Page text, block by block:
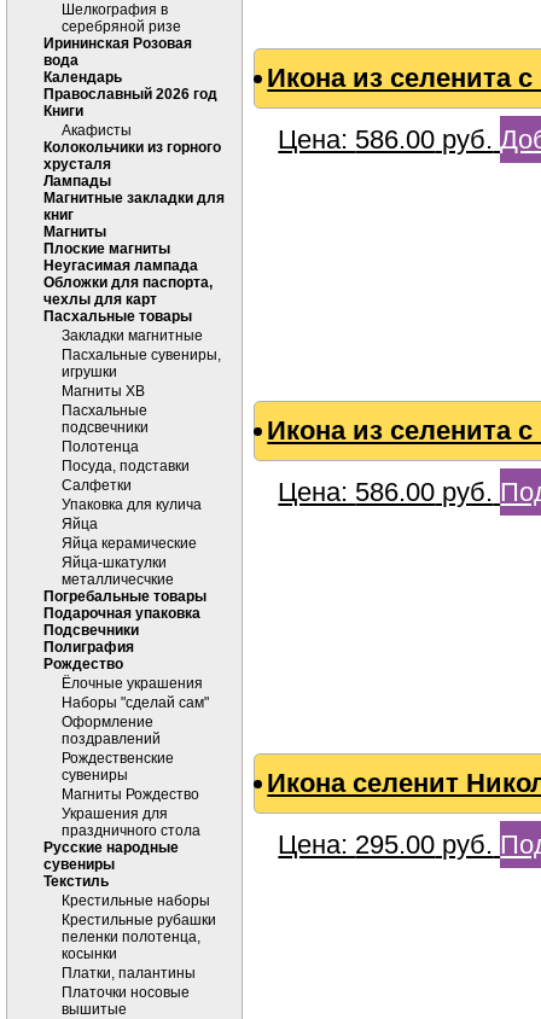
Шелкография в
серебряной ризе
Ирининская Розовая
вода
Календарь
Православный 2026 год
Книги
Акафисты
Колокольчики из горного
хрусталя
Лампады
Магнитные закладки для
книг
Магниты
Плоские магниты
Неугасимая лампада
Обложки для паспорта,
чехлы для карт
Пасхальные товары
Закладки магнитные
Пасхальные сувениры,
игрушки
Магниты ХВ
Пасхальные
подсвечники
Полотенца
Посуда, подставки
Салфетки
Упаковка для кулича
Яйца
Яйца керамические
Яйца-шкатулки
металличесчкие
Погребальные товары
Подарочная упаковка
Подсвечники
Полиграфия
Рождество
Ёлочные украшения
Наборы "сделай сам"
Оформление
поздравлений
Рождественские
сувениры
Магниты Рождество
Украшения для
праздничного стола
Русские народные
сувениры
Текстиль
Крестильные наборы
Крестильные рубашки
пеленки полотенца,
косынки
Платки, палантины
Платочки носовые
вышитые
Икона из селенита
Цена: 586.00 руб.
Икона из селенита
Цена: 586.00 руб.
Икона селенит
Цена: 295.00 руб.